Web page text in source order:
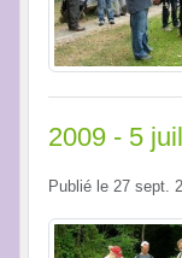
2009 - 5
Publié le 27 sept.